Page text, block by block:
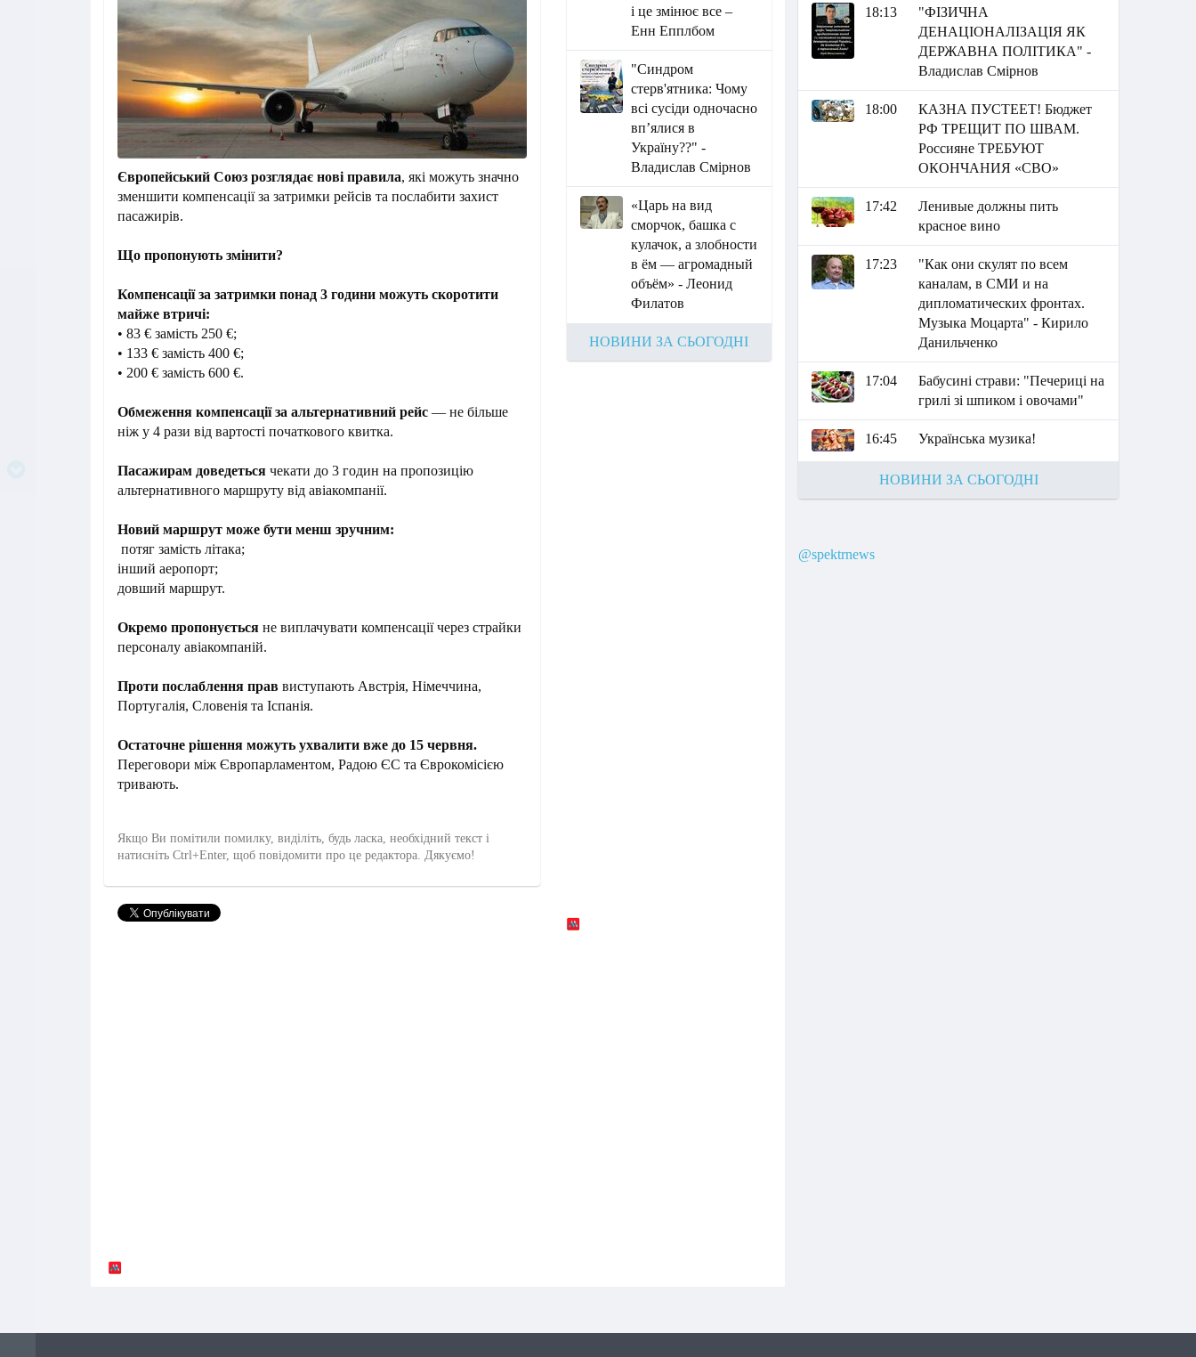
Європейський Союз розглядає нові правила, які можуть значно
зменшити компенсації за затримки рейсів та послабити захист
пасажирів.
Що пропонують змінити?
Компенсації за затримки понад 3 години можуть скоротити
майже втричі:
• 83 € замість 250 €;
• 133 € замість 400 €;
• 200 € замість 600 €.
Обмеження компенсації за альтернативний рейс — не більше
ніж у 4 рази від вартості початкового квитка.
Пасажирам доведеться чекати до 3 годин на пропозицію
альтернативного маршруту від авіакомпанії.
Новий маршрут може бути менш зручним:
потяг замість літака;
інший аеропорт;
довший маршрут.
Окремо пропонується не виплачувати компенсації через страйки
персоналу авіакомпаній.
Проти послаблення прав виступають Австрія, Німеччина,
Португалія, Словенія та Іспанія.
Остаточне рішення можуть ухвалити вже до 15 червня.
Переговори між Європарламентом, Радою ЄС та Єврокомісією
тривають.
Якщо Ви помітили помилку, виділіть, будь ласка, необхідний текст і
натисніть Ctrl+Enter, щоб повідомити про це редактора. Дякуємо!
і це змінює все –
Енн Епплбом
"Синдром
стерв'ятника: Чому
всі сусіди одночасно
вп’ялися в
Україну??" -
Владислав Смірнов
«Царь на вид
сморчок, башка с
кулачок, а злобности
в ём — агромадный
объём» - Леонид
Филатов
НОВИНИ ЗА СЬОГОДНІ
18:13
"ФІЗИЧНА
ДЕНАЦІОНАЛІЗАЦІЯ ЯК
ДЕРЖАВНА ПОЛІТИКА" -
Владислав Смірнов
18:00
КАЗНА ПУСТЕЕТ! Бюджет
РФ ТРЕЩИТ ПО ШВАМ.
Россияне ТРЕБУЮТ
ОКОНЧАНИЯ «СВО»
17:42
Ленивые должны пить
красное вино
17:23
"Как они скулят по всем
каналам, в СМИ и на
дипломатических фронтах.
Музыка Моцарта" - Кирило
Данильченко
17:04
Бабусині страви: "Печериці на
грилі зі шпиком і овочами"
16:45 Українська музика!
НОВИНИ ЗА СЬОГОДНІ
@spektrnews